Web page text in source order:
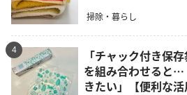
掃除・暮らし
4
「チャック付き保
を組み合わせると
きたい」【便利な活